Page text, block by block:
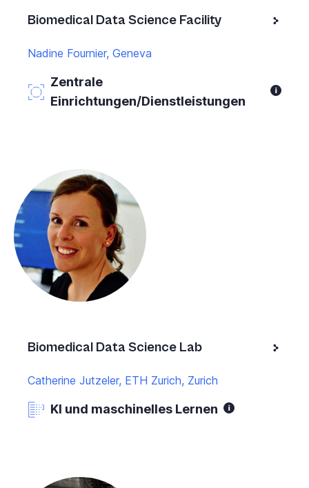
Biomedical Data Science Facility
Nadine Fournier, Geneva
Zentrale
Einrichtungen/Dienstleistungen
Biomedical Data Science Lab
Catherine Jutzeler, ETH Zurich, Zurich
KI und maschinelles Lernen